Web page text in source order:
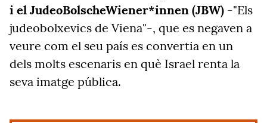
i el JudeoBolscheWiener*innen (JBW) -"Els
judeobolxevics de Viena"-, que es negaven a
veure com el seu país es convertia en un
dels molts escenaris en què Israel renta la
seva imatge pública.